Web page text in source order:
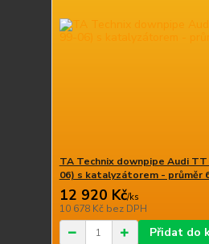
TA Technix downpipe Audi
06) s katalyzátorem - průměr
12 920 Kč/ks
10 678 Kč bez DPH
Přidat do